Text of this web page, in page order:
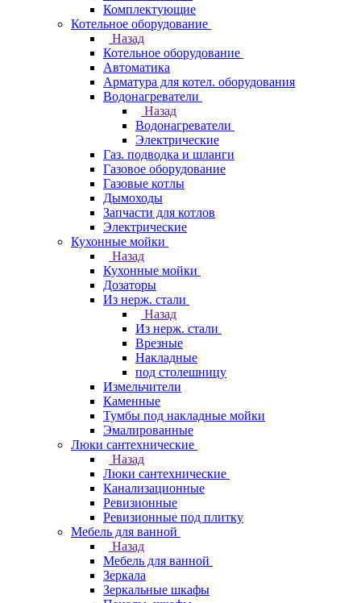
Комплектующие
Котельное оборудование
Назад
Котельное оборудование
Автоматика
Арматура для котел. оборудования
Водонагреватели
Назад
Водонагреватели
Электрические
Газ. подводка и шланги
Газовое оборудование
Газовые котлы
Дымоходы
Запчасти для котлов
Электрические
Кухонные мойки
Назад
Кухонные мойки
Дозаторы
Из нерж. стали
Назад
Из нерж. стали
Врезные
Накладные
под столешницу
Измельчители
Каменные
Тумбы под накладные мойки
Эмалированные
Люки сантехнические
Назад
Люки сантехнические
Канализационные
Ревизионные
Ревизионные под плитку
Мебель для ванной
Назад
Мебель для ванной
Зеркала
Зеркальные шкафы